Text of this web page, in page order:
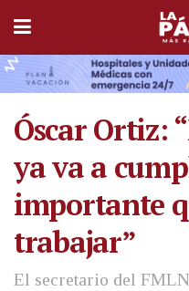
Óscar Ortiz:
ya va a
importante
trabajar”
El secretario del